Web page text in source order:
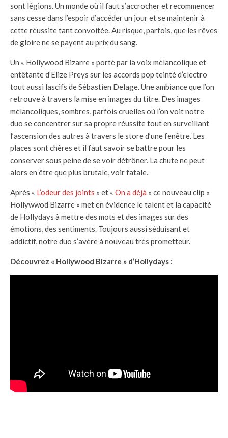
sont légions. Un monde où il faut s’accrocher et recommencer
sans cesse dans l’espoir d’accéder un jour et se maintenir à
cette réussite tant convoitée. Au risque, parfois, que les rêves
de gloire ne se payent au prix du sang.
Un « Hollywood Bizarre » porté par la voix mélancolique et
entêtante d’Elize Preys sur les accords pop teinté d’electro
tout aussi lascifs de Sébastien Delage. Une ambiance que l’on
retrouve à travers la mise en images du titre. Des images
mélancoliques, sombres, parfois cruelles où l’on voit notre
duo se concentrer sur sa propre réussite tout en surveillant
l’ascension des autres à travers le store d’une fenêtre. Les
places sont chères et il faut savoir se battre pour les
conserver sous peine de se voir détrôner. La chute ne peut
alors en être que plus brutale, voir fatale.
Après « L’odeur des joints » et « On a déjà » ce nouveau clip «
Hollywwod Bizarre » met en évidence le talent et la capacité
de Hollydays à mettre des mots et des images sur des
émotions, des sentiments. Toujours aussi séduisant et
addictif, notre duo s’avère à nouveau très prometteur.
Découvrez « Hollywood Bizarre » d’Hollydays :